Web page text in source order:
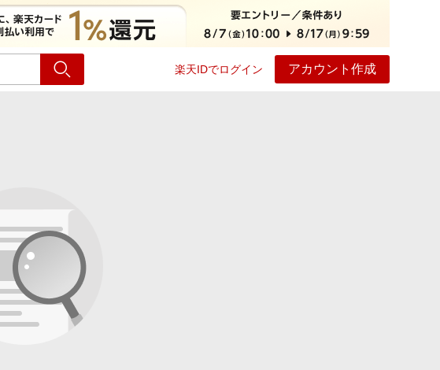
楽天IDでログイン アカウント作成